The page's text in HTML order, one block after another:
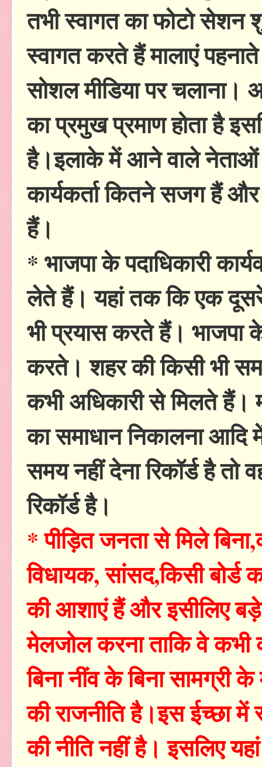
तभी स्वागत का फोटो सेशन
स्वागत करते हैं मालाएं
सोशल मीडिया पर चलाना।
का प्रमुख प्रमाण होता है
है।इलाके में आने वाले नेताओं
कार्यकर्ता कितने सजग हैं
हैं।
* भाजपा के पदाधिकारी
लेते हैं। यहां तक कि एक
भी प्रयास करते हैं। भाजपा
करते। शहर की किसी भी
कभी अधिकारी से मिलते हैं।
का समाधान निकालना
समय नहीं देना रिकॉर्ड है तो
रिकॉर्ड है।
* पीड़ित जनता से मिले
विधायक, सांसद,किसी बोर्ड
की आशाएं हैं और इसीलिए
मेलजोल करना ताकि वे
बिना नींव के बिना
की राजनीति है।इस ईच्छा में
की नीति नहीं है। इसलिए